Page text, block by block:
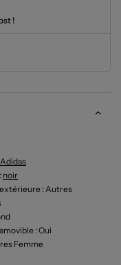
!
Adidas
: noir
: Autres
: Oui
Femme